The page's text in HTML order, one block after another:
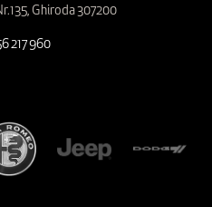
Ghiroda 307200
217 960